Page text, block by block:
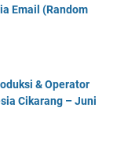
Email (Random
& Operator
Cikarang – Juni